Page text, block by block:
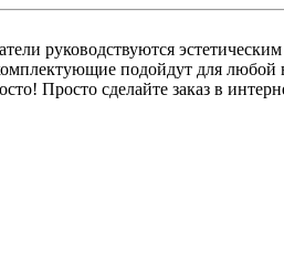
руководствуются
подойдут для
Просто сделайте заказ в